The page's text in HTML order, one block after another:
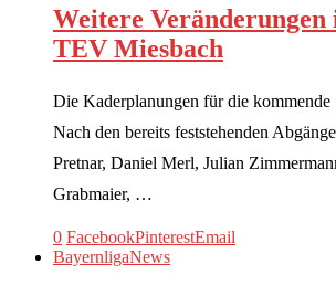
Weitere Veränderungen
TEV Miesbach
Die Kaderplanungen für die kommende
Nach den bereits feststehenden
Pretnar, Daniel Merl, Julian
Grabmaier, …
0 FacebookPinterestEmail
BayernligaNews